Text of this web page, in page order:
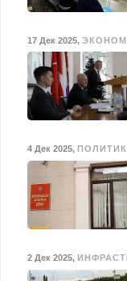
17 Дек 2025,
4 Дек 2025,
2 Дек 2025,